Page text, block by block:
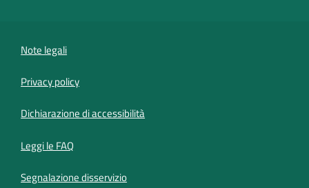
Note legali
Privacy policy
Dichiarazione di accessibilità
Leggi le FAQ
Segnalazione disservizio